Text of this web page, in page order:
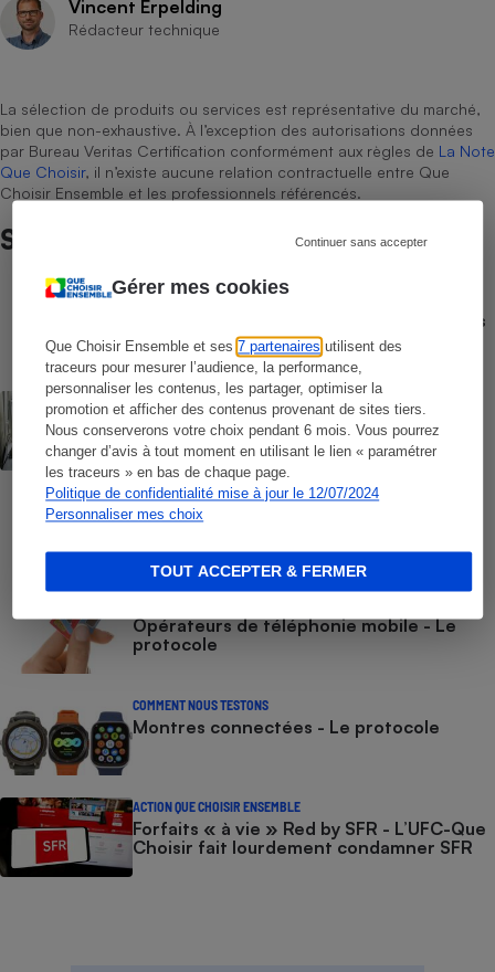
Gérer mes cookies
Que Choisir Ensemble et ses7 partenaires utilisent des
traceurs pour mesurer l’audience, la performance,
personnaliser les contenus, les partager, optimiser la
promotion et afficher des contenus provenant de sites tiers.
Nous conserverons votre choix pendant 6 mois. Vous pourrez
changer d’avis à tout moment en utilisant le lien « paramétrer
les traceurs » en bas de chaque page.
Politique de confidentialité mise à jour le 12/07/2024
Personnaliser mes choix
Continuer sans accepter
TOUT ACCEPTER & FERMER
Vincent Erpelding
Rédacteur technique
La sélection de produits ou services est représentative du marché,
bien que non-exhaustive. À l’exception des autorisations données
par Bureau Veritas Certification conformément aux règles de La Note
Que Choisir, il n’existe aucune relation contractuelle entre Que
Choisir Ensemble et les professionnels référencés.
Sur le même sujet
COMPARATEUR
Comparateur gratuit des forfaits mobiles
- Choisissez le meilleur forfait, avec ou
sans engagement
ACTUALITÉ
Numéros de services clients gratuits - La
liste des numéros non surtaxés
COMMENT NOUS TESTONS
Smartphones - Le protocole
Opérateurs de téléphonie mobile - Le
protocole
COMMENT NOUS TESTONS
Montres connectées - Le protocole
ACTION QUE CHOISIR ENSEMBLE
Forfaits « à vie » Red by SFR - L’UFC-Que
Choisir fait lourdement condamner SFR